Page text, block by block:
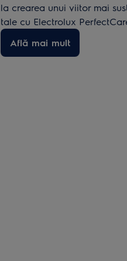
la crearea unui viitor mai
tale cu Electrolux
Află mai mult